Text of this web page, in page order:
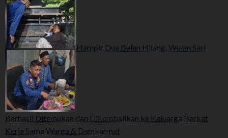
Hampir Dua Bulan Hilang, Wulan Sari
Berhasil Ditemukan dan Dikembalikan ke Keluarga Berkat
Kerja Sama Warga & Damkarmat